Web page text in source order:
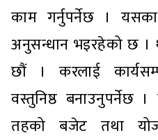
काम गर्नुपर्नेछ ।
अनुसन्धान भइरहेको छ ।
छौं । करलाई
वस्तुनिष्ठ बनाउनुपर्नेछ
तहको बजेट तथा